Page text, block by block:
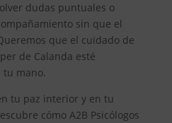
dudas puntuales o
sin que el
que el cuidado de
de Calanda esté
tu mano.
tu paz interior y en tu
cómo A2B Psicólogos